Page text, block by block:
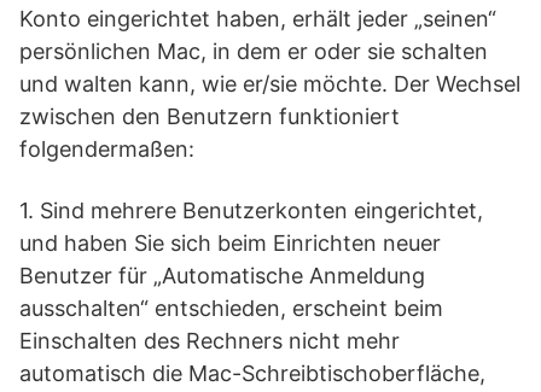
Konto eingerichtet haben, erhält jeder „seinen“
persönlichen Mac, in dem er oder sie schalten
und walten kann, wie er/sie möchte. Der Wechsel
zwischen den Benutzern funktioniert
folgendermaßen:
1. Sind mehrere Benutzerkonten eingerichtet,
und haben Sie sich beim Einrichten neuer
Benutzer für „Automatische Anmeldung
ausschalten“ entschieden, erscheint beim
Einschalten des Rechners nicht mehr
automatisch die Mac-Schreibtischoberfläche,